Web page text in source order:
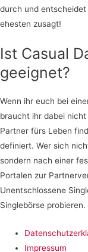
durch und
ehesten zusagt!
Ist Casual
geeignet?
Wenn ihr euch bei
braucht ihr dabei
Partner fürs Leben
definiert. Wer sich
sondern nach einer
Portalen zur
Unentschlossene
Singlebörse probieren.
Impressum